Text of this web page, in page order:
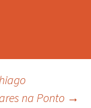
na Ponto →